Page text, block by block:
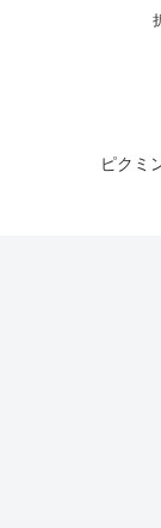
ピクミ